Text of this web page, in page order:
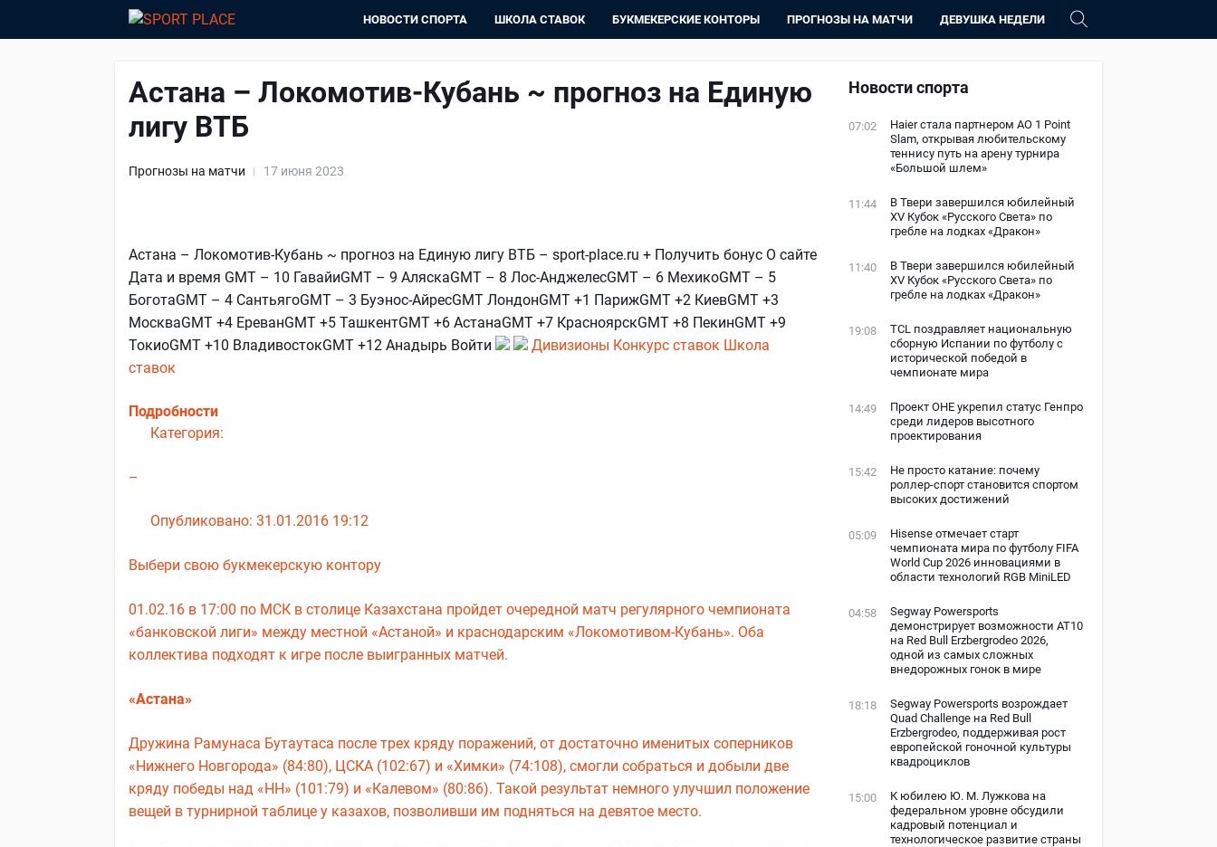
НОВОСТИ СПОРТА ШКОЛА СТАВОК БУКМЕКЕРСКИЕ КОНТОРЫ ПРОГНОЗЫ НА МАТЧИ ДЕВУШКА НЕДЕЛИ
Астана – Локомотив-Кубань ~ прогноз на Единую
лигу ВТБ
Прогнозы на матчи 17 июня 2023
Астана – Локомотив-Кубань ~ прогноз на Единую лигу ВТБ – sport-place.ru + Получить бонус О сайте
Дата и время GMT – 10 ГавайиGMT – 9 АляскаGMT – 8 Лос-АнджелесGMT – 6 МехикоGMT – 5
БоготаGMT – 4 СантьягоGMT – 3 Буэнос-АйресGMT ЛондонGMT +1 ПарижGMT +2 КиевGMT +3
МоскваGMT +4 ЕреванGMT +5 ТашкентGMT +6 АстанаGMT +7 КрасноярскGMT +8 ПекинGMT +9
ТокиоGMT +10 ВладивостокGMT +12 Анадырь Войти
Дивизионы Конкурс ставок Школа
ставок
Подробности
Категория:
–
Опубликовано: 31.01.2016 19:12
Выбери свою букмекерскую контору
01.02.16 в 17:00 по МСК в столице Казахстана пройдет очередной матч регулярного чемпионата
«банковской лиги» между местной «Астаной» и краснодарским «Локомотивом-Кубань». Оба
коллектива подходят к игре после выигранных матчей.
«Астана»
Дружина Рамунаса Бутаутаса после трех кряду поражений, от достаточно именитых соперников
«Нижнего Новгорода» (84:80), ЦСКА (102:67) и «Химки» (74:108), смогли собраться и добыли две
кряду победы над «НН» (101:79) и «Калевом» (80:86). Такой результат немного улучшил положение
вещей в турнирной таблице у казахов, позволивши им подняться на девятое место.
Новости спорта
07:02
Haier стала партнером AO 1 Point
Slam, открывая любительскому
теннису путь на арену турнира
«Большой шлем»
11:44
В Твери завершился юбилейный
XV Кубок «Русского Света» по
гребле на лодках «Дракон»
11:40
В Твери завершился юбилейный
XV Кубок «Русского Света» по
гребле на лодках «Дракон»
19:08
TCL поздравляет национальную
сборную Испании по футболу с
исторической победой в
чемпионате мира
14:49
Проект ОНЕ укрепил статус Генпро
среди лидеров высотного
проектирования
15:42
Не просто катание: почему
роллер-спорт становится спортом
высоких достижений
05:09
Hisense отмечает старт
чемпионата мира по футболу FIFA
World Cup 2026 инновациями в
области технологий RGB MiniLED
04:58
Segway Powersports
демонстрирует возможности AT10
на Red Bull Erzbergrodeo 2026,
одной из самых сложных
внедорожных гонок в мире
18:18
Segway Powersports возрождает
Quad Challenge на Red Bull
Erzbergrodeo, поддерживая рост
европейской гоночной культуры
квадроциклов
15:00
К юбилею Ю. М. Лужкова на
федеральном уровне обсудили
кадровый потенциал и
технологическое развитие страны